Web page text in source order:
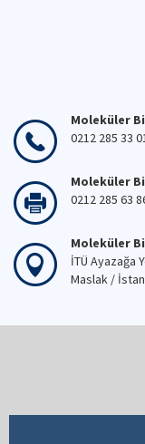
Moleküler
0212 285 33
Moleküler
0212 285 63
Moleküler
İTÜ Ayazağa
Maslak /